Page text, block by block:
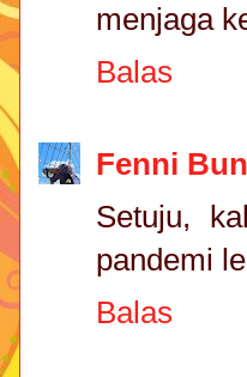
menjaga
Balas
Fenni
Setuju,
pandemi
Balas